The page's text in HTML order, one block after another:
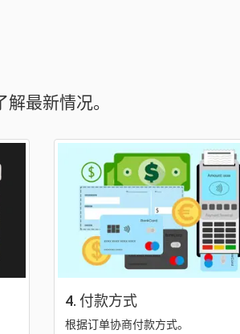
最新情况。
4. 付款方式
根据订单协商付款方式。